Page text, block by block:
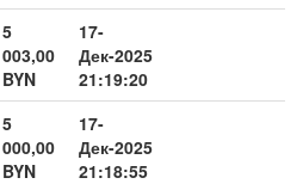
5
003,00
BYN
17-
Дек-2025
21:19:20
5
000,00
BYN
17-
Дек-2025
21:18:55